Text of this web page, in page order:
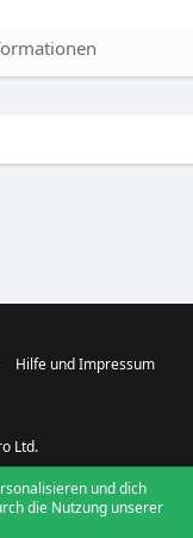
Hilfe und Impressum
Ltd.
und dich
die Nutzung unserer